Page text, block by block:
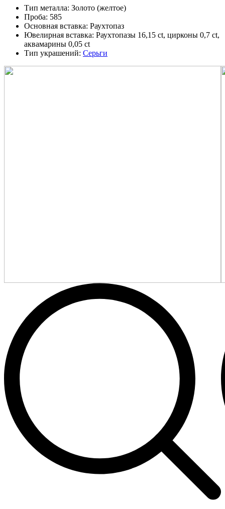
Тип металла: Золото (желтое)
Проба: 585
Основная вставка: Раухтопаз
Ювелирная вставка: Раухтопазы 16,15 ct, цирконы 0,7 ct,
аквамарины 0,05 ct
Тип украшений: Серьги